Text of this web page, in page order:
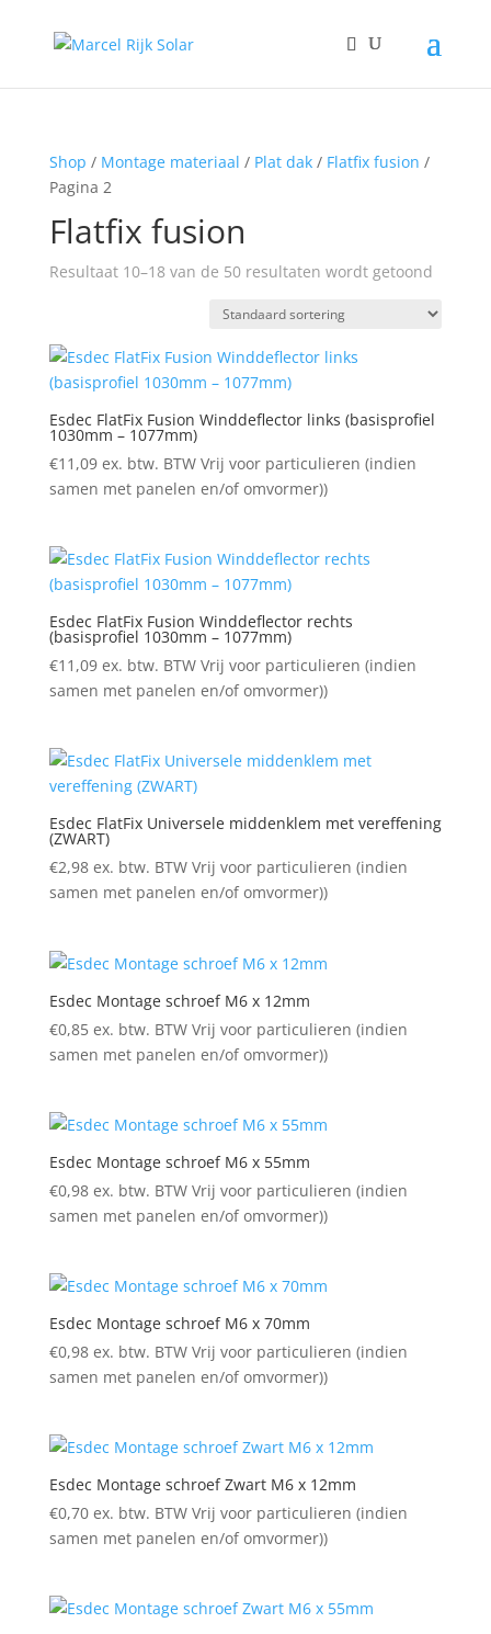
Shop / Montage materiaal / Plat dak/ Flatfix fusion /
Pagina 2
Flatfix fusion
Resultaat 10–18 van de 50 resultaten wordt getoond
Esdec FlatFix Fusion Winddeflector links (basisprofiel
1030mm – 1077mm)
€11,09 ex. btw. BTW Vrij voor particulieren (indien
samen met panelen en/of omvormer))
Esdec FlatFix Fusion Winddeflector rechts
(basisprofiel 1030mm – 1077mm)
€11,09 ex. btw. BTW Vrij voor particulieren (indien
samen met panelen en/of omvormer))
Esdec FlatFix Universele middenklem met vereffening
(ZWART)
€2,98 ex. btw. BTW Vrij voor particulieren (indien
samen met panelen en/of omvormer))
Esdec Montage schroef M6 x 12mm
€0,85 ex. btw. BTW Vrij voor particulieren (indien
samen met panelen en/of omvormer))
Esdec Montage schroef M6 x 55mm
€0,98 ex. btw. BTW Vrij voor particulieren (indien
samen met panelen en/of omvormer))
Esdec Montage schroef M6 x 70mm
€0,98 ex. btw. BTW Vrij voor particulieren (indien
samen met panelen en/of omvormer))
Esdec Montage schroef Zwart M6 x 12mm
€0,70 ex. btw. BTW Vrij voor particulieren (indien
samen met panelen en/of omvormer))